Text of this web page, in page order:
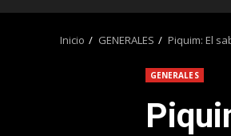
Inicio GENERALES Piquim: El
GENERALES